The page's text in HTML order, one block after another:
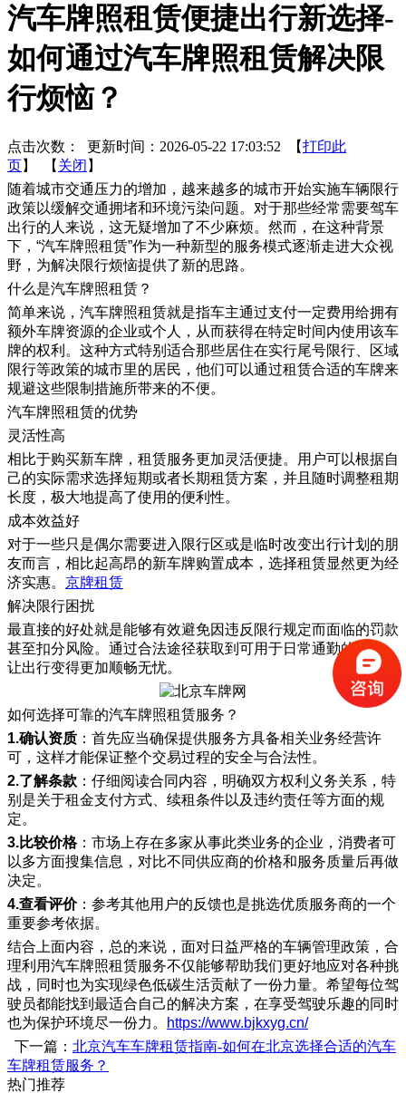
汽车牌照租赁便捷出行新选择-
如何通过汽车牌照租赁解决限
行烦恼？
点击次数： 更新时间：2026-05-22 17:03:52 【打印此
页】 【 关闭 】
随着城市交通压力的增加，越来越多的城市开始实施车辆限行
政策以缓解交通拥堵和环境污染问题。对于那些经常需要驾车
出行的人来说，这无疑增加了不少麻烦。然而，在这种背景
下，“汽车牌照租赁”作为一种新型的服务模式逐渐走进大众视
野，为解决限行烦恼提供了新的思路。
什么是汽车牌照租赁？
简单来说，汽车牌照租赁就是指车主通过支付一定费用给拥有
额外车牌资源的企业或个人，从而获得在特定时间内使用该车
牌的权利。这种方式特别适合那些居住在实行尾号限行、区域
限行等政策的城市里的居民，他们可以通过租赁合适的车牌来
规避这些限制措施所带来的不便。
汽车牌照租赁的优势
灵活性高
相比于购买新车牌，租赁服务更加灵活便捷。用户可以根据自
己的实际需求选择短期或者长期租赁方案，并且随时调整租期
长度，极大地提高了使用的便利性。
成本效益好
对于一些只是偶尔需要进入限行区或是临时改变出行计划的朋
友而言，相比起高昂的新车牌购置成本，选择租赁显然更为经
济实惠。 京牌租赁
解决限行困扰
最直接的好处就是能够有效避免因违反限行规定而面临的罚款
甚至扣分风险。通过合法途径获取到可用于日常通勤的车牌，
让出行变得更加顺畅无忧。
如何选择可靠的汽车牌照租赁服务？
1.确认资质 ：首先应当确保提供服务方具备相关业务经营许
可，这样才能保证整个交易过程的安全与合法性。
2.了解条款 ：仔细阅读合同内容，明确双方权利义务关系，特
别是关于租金支付方式、续租条件以及违约责任等方面的规
定。
3.比较价格：市场上存在多家从事此类业务的企业，消费者可
以多方面搜集信息，对比不同供应商的价格和服务质量后再做
决定。
4.查看评价：参考其他用户的反馈也是挑选优质服务商的一个
重要参考依据。
结合上面内容，总的来说，面对日益严格的车辆管理政策，合
理利用汽车牌照租赁服务不仅能够帮助我们更好地应对各种挑
战，同时也为实现绿色低碳生活贡献了一份力量。希望每位驾
驶员都能找到最适合自己的解决方案，在享受驾驶乐趣的同时
也为保护环境尽一份力。
https://www.bjkxyg.cn/
下一篇： 北京汽车车牌租赁指南-如何在北京选择合适的汽车
车牌租赁服务？
热门推荐